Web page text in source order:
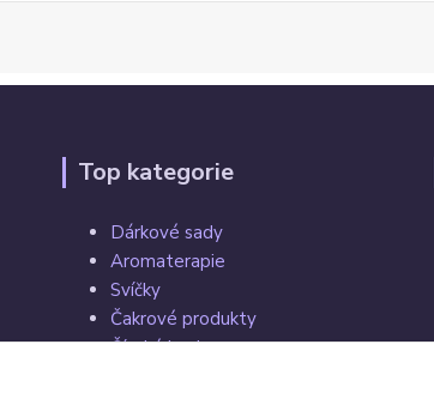
Top kategorie
Dárkové sady
Aromaterapie
Svíčky
Čakrové produkty
Čínské koule